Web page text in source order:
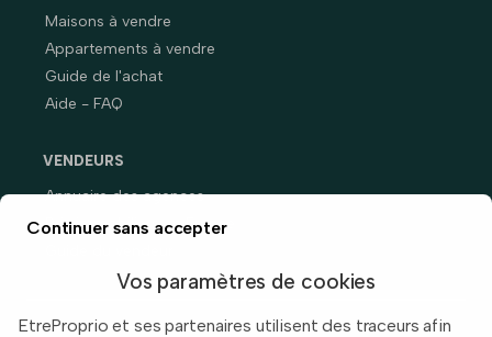
Maisons à vendre
Appartements à vendre
Guide de l'achat
Aide - FAQ
VENDEURS
Annuaire des agences
Prix immobiliers en France
Continuer sans accepter
Vos paramètres de cookies
EtreProprio et ses partenaires utilisent des traceurs afin